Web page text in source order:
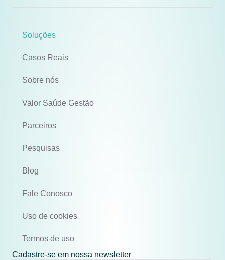
Soluções
Casos Reais
Sobre nós
Valor Saúde Gestão
Parceiros
Pesquisas
Blog
Fale Conosco
Uso de cookies
Termos de uso
Cadastre-se em nossa newsletter